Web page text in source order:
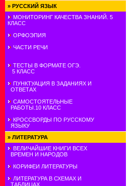
» РУССКИЙ ЯЗЫК
МОНИТОРИНГ КАЧЕСТВА ЗНАНИЙ. 5
КЛАСС
ОРФОЭПИЯ
ЧАСТИ РЕЧИ
ТЕСТЫ В ФОРМАТЕ ОГЭ.
5 КЛАСС
ПУНКТУАЦИЯ В ЗАДАНИЯХ И
ОТВЕТАХ
САМОСТОЯТЕЛЬНЫЕ
РАБОТЫ.10 КЛАСС
КРОССВОРДЫ ПО РУССКОМУ
ЯЗЫКУ
» ЛИТЕРАТУРА
ВЕЛИЧАЙШИЕ КНИГИ ВСЕХ
ВРЕМЕН И НАРОДОВ
КОРИФЕИ ЛИТЕРАТУРЫ
ЛИТЕРАТУРА В СХЕМАХ И
ТАБЛИЦАХ